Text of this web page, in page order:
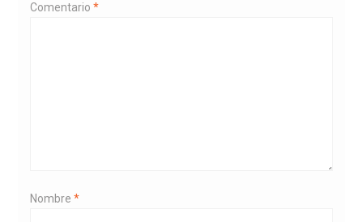
Comentario *
Nombre *